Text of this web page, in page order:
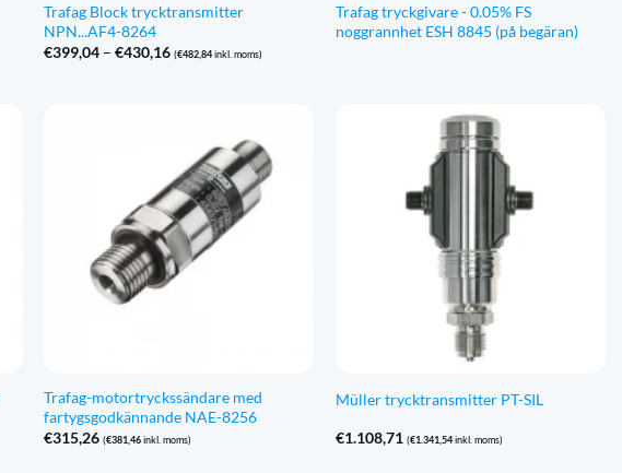
Trafag Block trycktransmitter
NPN...AF4-8264
€399,04 – €430,16Prisintervall:
€399,04
(€482,84inkl. moms)
Trafag tryckgivare - 0.05% FS
noggrannhet ESH 8845 (på begäran)
Trafag-motortryckssändare med
fartygsgodkännande NAE-8256
€315,26 (€381,46inkl. moms)
Müller trycktransmitter PT-SIL
€1.108,71 (€1.341,54inkl. moms)